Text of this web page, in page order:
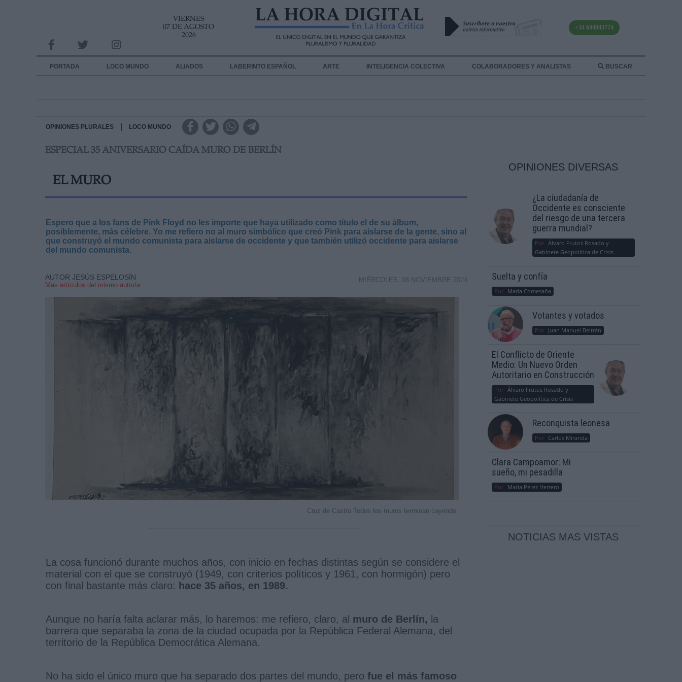
VIERNES
07 DE AGOSTO
2026
+34 644043774
PORTADA LOCO MUNDO ALIADOS LABERINTO ESPAÑOL ARTE INTELIGENCIA COLECTIVA COLABORADORES Y ANALISTAS BUSCAR
OPINIONES PLURALES LOCO MUNDO
ESPECIAL 35 ANIVERSARIO CAÍDA MURO DE BERLÍN
EL MURO
Espero que a los fans de Pink Floyd no les importe que haya utilizado como título el de su álbum,
posiblemente, más célebre. Yo me refiero no al muro simbólico que creó Pink para aislarse de la gente, sino al
que construyó el mundo comunista para aislarse de occidente y que también utilizó occidente para aislarse
del mundo comunista.
AUTOR JESÚS ESPELOSÍN
Mas artículos del mismo autor/a
MIÉRCOLES, 06 NOVIEMBRE 2024
Cruz de Castro Todos los muros terminan cayendo.
La cosa funcionó durante muchos años, con inicio en fechas distintas según se considere el
material con el que se construyó (1949, con criterios políticos y 1961, con hormigón) pero
con final bastante más claro: hace 35 años, en 1989.
Aunque no haría falta aclarar más, lo haremos: me refiero, claro, al muro de Berlín, la
barrera que separaba la zona de la ciudad ocupada por la República Federal Alemana, del
territorio de la República Democrática Alemana.
No ha sido el único muro que ha separado dos partes del mundo, pero fue el más famoso
OPINIONES DIVERSAS
¿La ciudadanía de
Occidente es consciente
del riesgo de una tercera
guerra mundial?
Por Álvaro Frutos Rosado y
Gabinete Geopolítica de Crisis
Suelta y confía
Por María Comesaña
Votantes y votados
Por Juan Manuel Beltrán
El Conflicto de Oriente
Medio: Un Nuevo Orden
Autoritario en Construcción
Por Álvaro Frutos Rosado y
Gabinete Geopolítica de Crisis
Reconquista leonesa
Por Carlos Miranda
Clara Campoamor: Mi
sueño, mi pesadilla
Por María Pérez Herrero
NOTICIAS MAS VISTAS
INFORMACION SOBRE LA PROTECCIÓN DE TUS DATOS
Responsable:
Destinatarios:
Información adicional
link